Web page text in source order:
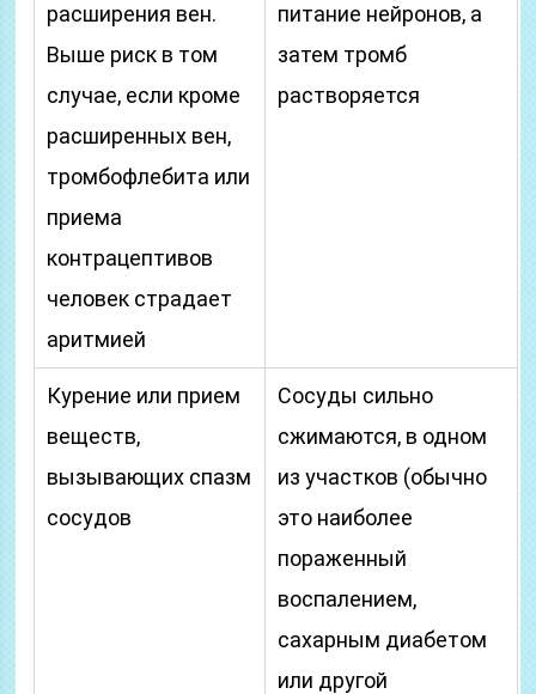
расширения вен.
Выше риск в том
случае, если кроме
расширенных вен,
тромбофлебита или
приема
контрацептивов
человек страдает
аритмией
питание нейронов, а
затем тромб
растворяется
Курение или прием
веществ,
вызывающих спазм
сосудов
Сосуды сильно
сжимаются, в одном
из участков (обычно
это наиболее
пораженный
воспалением,
сахарным диабетом
или другой